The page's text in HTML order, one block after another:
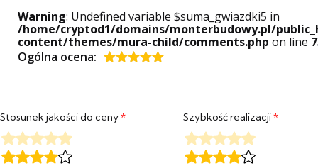
Warning: Undefined variable $suma_gwiazdki5 in
/home/cryptod1/domains/monterbudowy.pl/
content/themes/mura-child/comments.php on line
Ogólna ocena:
Stosunek jakości do ceny* Szybkość realizacji*